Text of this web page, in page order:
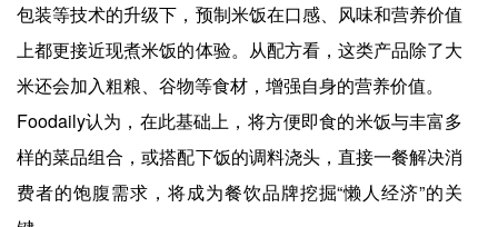
包装等技术的升级下，预制米饭在口感、风味和营养价值
上都更接近现煮米饭的体验。从配方看，这类产品除了大
米还会加入粗粮、谷物等食材，增强自身的营养价值。
Foodaily认为，在此基础上，将方便即食的米饭与丰富多
样的菜品组合，或搭配下饭的调料浇头，直接一餐解决消
费者的饱腹需求，将成为餐饮品牌挖掘“懒人经济”的关